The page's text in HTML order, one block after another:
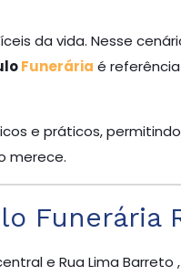
da vida. Nesse
Funerária é
e práticos,
merece.
Funerária
e Rua Lima